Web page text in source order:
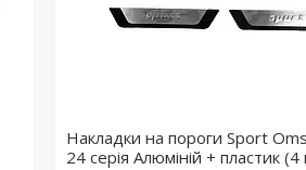
Накладки на пороги Sport
24 серія Алюміній + пластик